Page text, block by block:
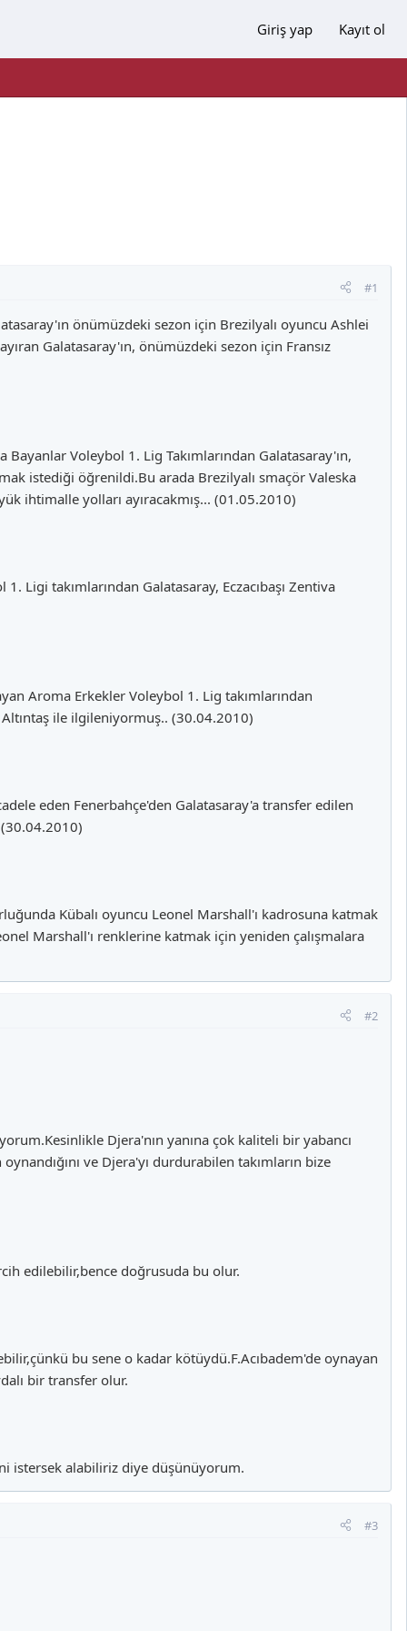
Giriş yap Kayıt ol
#1
önümüzdeki sezon için Brezilyalı oyuncu Ashlei
Galatasaray'ın, önümüzdeki sezon için Fransız
Voleybol 1. Lig Takımlarından Galatasaray'ın,
istediği öğrenildi.Bu arada Brezilyalı smaçör Valeska
ihtimalle yolları ayıracakmış... (01.05.2010)
Ligi takımlarından Galatasaray, Eczacıbaşı Zentiva
Aroma Erkekler Voleybol 1. Lig takımlarından
ile ilgileniyormuş.. (30.04.2010)
eden Fenerbahçe'den Galatasaray'a transfer edilen
Kübalı oyuncu Leonel Marshall'ı kadrosuna katmak
Marshall'ı renklerine katmak için yeniden çalışmalara
#2
Djera'nın yanına çok kaliteli bir yabancı
ve Djera'yı durdurabilen takımların bize
edilebilir,bence doğrusuda bu olur.
bu sene o kadar kötüydü.F.Acıbadem'de oynayan
bir transfer olur.
istersek alabiliriz diye düşünüyorum.
#3